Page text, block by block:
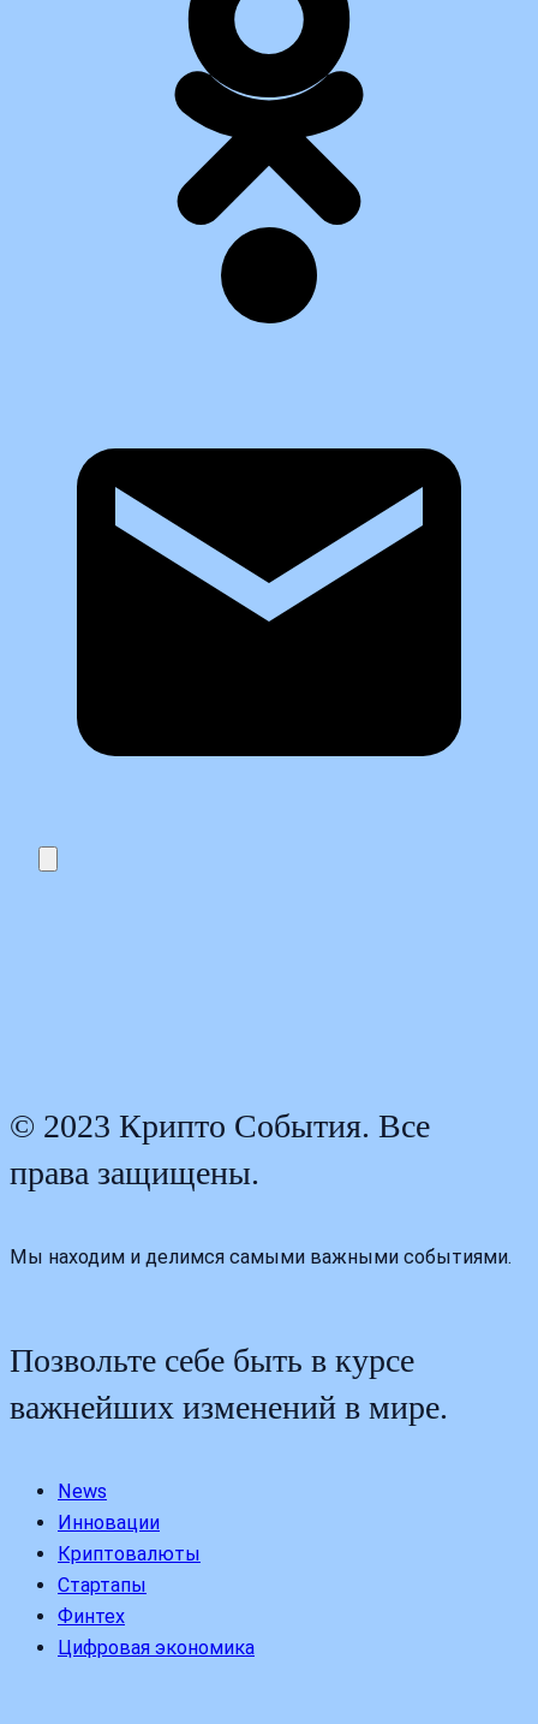
© 2023 Крипто События. Все
права защищены.
Мы находим и делимся самыми важными событиями.
Позвольте себе быть в курсе
важнейших изменений в мире.
News
Инновации
Криптовалюты
Стартапы
Финтех
Цифровая экономика